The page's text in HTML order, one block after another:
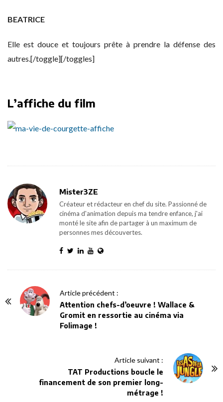
BEATRICE
Elle est douce et toujours prête à prendre la défense des
autres.[/toggle][/toggles]
L’affiche du film
Mister3ZE
Créateur et rédacteur en chef du site. Passionné de
cinéma d'animation depuis ma tendre enfance, j'ai
monté le site afin de partager à un maximum de
personnes mes découvertes.
Article précédent :
Attention chefs-d’oeuvre ! Wallace &
Gromit en ressortie au cinéma via
Folimage !
Article suivant :
TAT Productions boucle le
financement de son premier long-
métrage !